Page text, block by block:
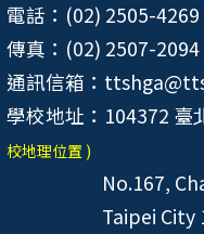
電話：(02) 2505-4269
傳真：(02) 2507-2094
通訊信箱：
學校地址：104372 臺
校地理位置 )
No.167,
Taipei City